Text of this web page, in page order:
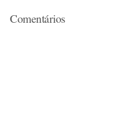
Comentários